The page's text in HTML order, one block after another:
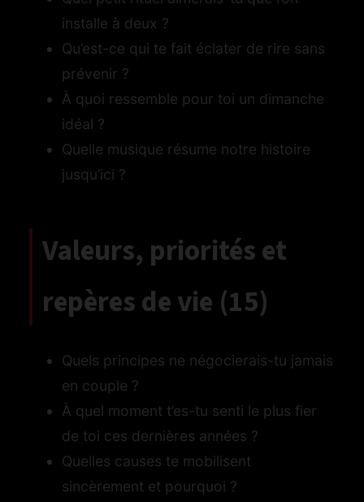
installe à deux ?
Qu’est-ce qui te fait éclater de rire sans
prévenir ?
À quoi ressemble pour toi un dimanche
idéal ?
Quelle musique résume notre histoire
jusqu’ici ?
Valeurs, priorités et
repères de vie (15)
Quels principes ne négocierais-tu jamais
en couple ?
À quel moment t’es-tu senti le plus fier
de toi ces dernières années ?
Quelles causes te mobilisent
sincèrement et pourquoi ?